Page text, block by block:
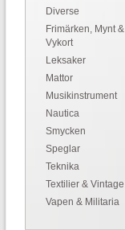
Diverse
Frimärken, Mynt &
Vykort
Leksaker
Mattor
Musikinstrument
Nautica
Smycken
Speglar
Teknika
Textilier & Vintage
Vapen & Militaria